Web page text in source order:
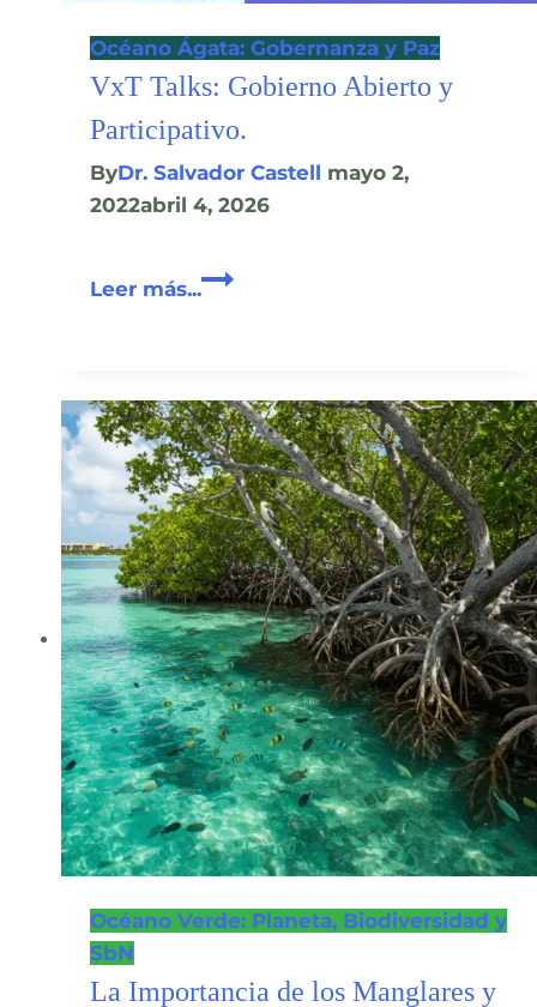
Océano Ágata: Gobernanza y Paz
VxT Talks: Gobierno Abierto y
Participativo.
ByDr. Salvador Castell mayo 2,
2022abril 4, 2026
Leer más...VxT
y
Participativo.
Océano Verde: Planeta, Biodiversidad y
SbN
La Importancia de los Manglares y